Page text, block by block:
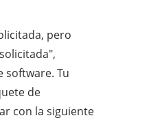
pero
software. Tu
de
con la siguiente